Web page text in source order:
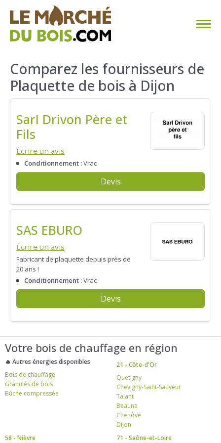
CHAUFFAGE AU BOIS
FAQ
TROUVER SON FOURNISSEUR
BLOG
Comparez les fournisseurs de
Plaquette de bois à Dijon
Sarl Drivon Père et
Fils
Écrire un avis
Conditionnement :Vrac
Devis
SAS EBURO
Écrire un avis
Fabricant de plaquette depuis près de
20 ans !
Conditionnement :Vrac
Devis
Votre bois de chauffage en région
🔥 Autres énergies disponibles
Bois de chauffage
Granulés de bois
Bûche compressée
21 - Côte-d'Or
Quetigny
Chevigny-Saint-Sauveur
Talant
Beaune
Chenôve
Dijon
58 - Nièvre
71 - Saône-et-Loire